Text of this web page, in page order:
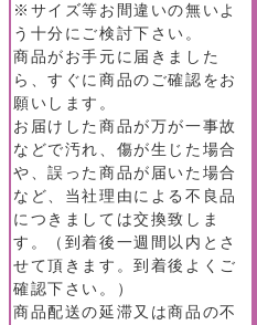
※サイズ等お間違いの無いよ
う十分にご検討下さい。
商品がお手元に届きました
ら、すぐに商品のご確認をお
願いします。
お届けした商品が万が一事故
などで汚れ、傷が生じた場合
や、誤った商品が届いた場合
など、当社理由による不良品
につきましては交換致しま
す。（到着後一週間以内とさ
せて頂きます。到着後よくご
確認下さい。）
商品配送の延滞又は商品の不